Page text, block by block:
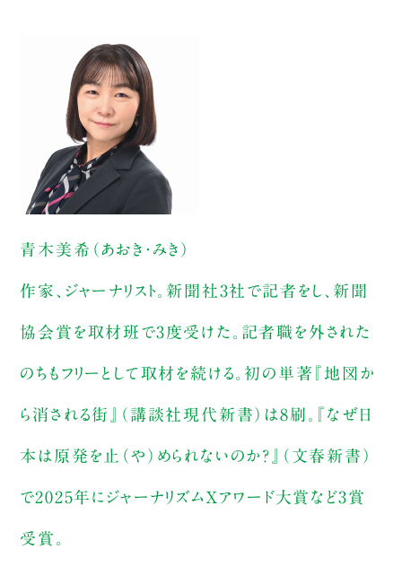
青木美希（あおき・みき）
作家、ジャーナリスト。新聞社3社で記者をし、新聞
協会賞を取材班で3度受けた。記者職を外された
のちもフリーとして取材を続ける。初の単著『地図か
ら消される街』（講談社現代新書）は8刷。『なぜ日
本は原発を止（や）められないのか？』（文春新書）
で2025年にジャーナリズムXアワード大賞など3賞
受賞。